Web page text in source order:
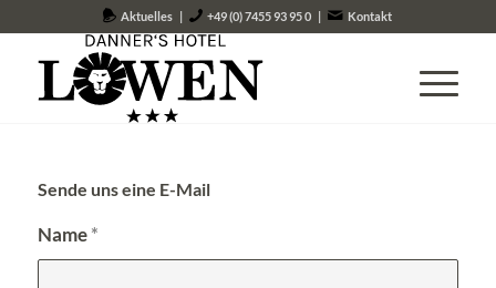
Aktuelles | +49 (0) 7455 93 95 0 | Kontakt
Sende uns eine E-Mail
Name *